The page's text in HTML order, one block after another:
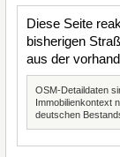
Diese Seite
bisherigen
aus der
OSM-Detaildaten
Immobilienkontext
deutschen